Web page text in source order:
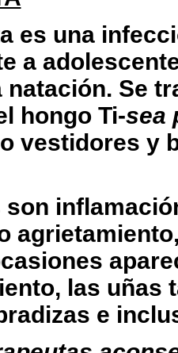
es una
a
Se
hongo Ti-sea
vestidores y
las uñas
e